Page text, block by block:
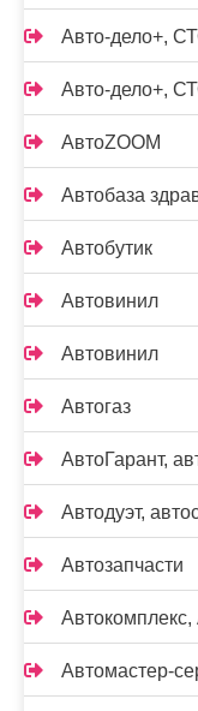
Авто-дело+,
Авто-дело+,
АвтоZOOM
Автобаза
Автобутик
Автовинил
Автовинил
Автогаз
АвтоГарант,
Автодуэт,
Автозапчасти
Автомастер-